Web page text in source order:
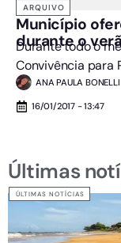
ARQUIVO
Município
durante o
Durante todo o
Convivência para
ANA PAULA BONELLI
16/01/2017 - 13:47
Últimas
ÚLTIMAS NOTÍCIAS